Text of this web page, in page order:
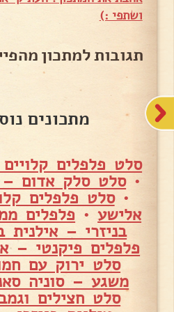
ושתפי :)
תגובות למתכון
מתכונים
סלט פלפלים
•סלט סלק אדום –
•סלט פלפלים
אלישע• פלפלים
בניזרי – אילנית
פלפלים פיקנטי –
סלט ירוק עם
משגע – סוניה
סלט חצילים